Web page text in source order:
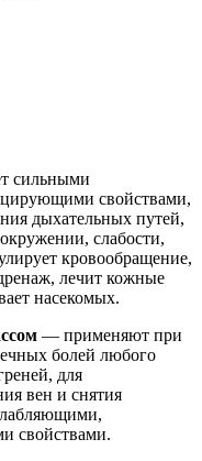
сильными
свойствами,
дыхательных путей,
слабости,
кровообращение,
лечит кожные
насекомых.
— применяют при
болей любого
для
вен и снятия
свойствами.